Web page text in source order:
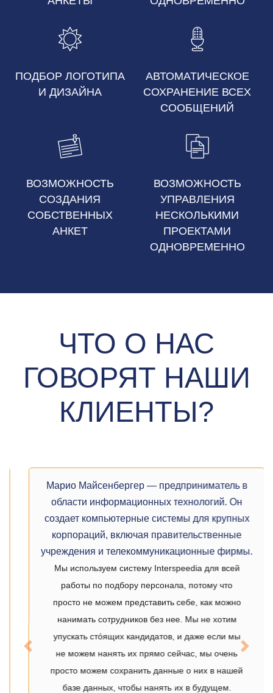
ПОДБОР ЛОГОТИПА
И ДИЗАЙНА
АВТОМАТИЧЕСКОЕ
СОХРАНЕНИЕ ВСЕХ
СООБЩЕНИЙ
ВОЗМОЖНОСТЬ
СОЗДАНИЯ
СОБСТВЕННЫХ
АНКЕТ
ВОЗМОЖНОСТЬ
УПРАВЛЕНИЯ
НЕСКОЛЬКИМИ
ПРОЕКТАМИ
ОДНОВРЕМЕННО
ЧТО О НАС
ГОВОРЯТ НАШИ
КЛИЕНТЫ?
Марио Майсенбергер — предприниматель в
области информационных технологий. Он
создает компьютерные системы для крупных
корпораций, включая правительственные
учреждения и телекоммуникационные фирмы.
Мы используем систему Interspeedia для всей
работы по подбору персонала, потому что
просто не можем представить себе, как можно
нанимать сотрудников без нее. Мы не хотим
упускать стóящих кандидатов, и даже если мы
не можем нанять их прямо сейчас, мы очень
просто можем сохранить данные о них в нашей
базе данных, чтобы нанять их в будущем.